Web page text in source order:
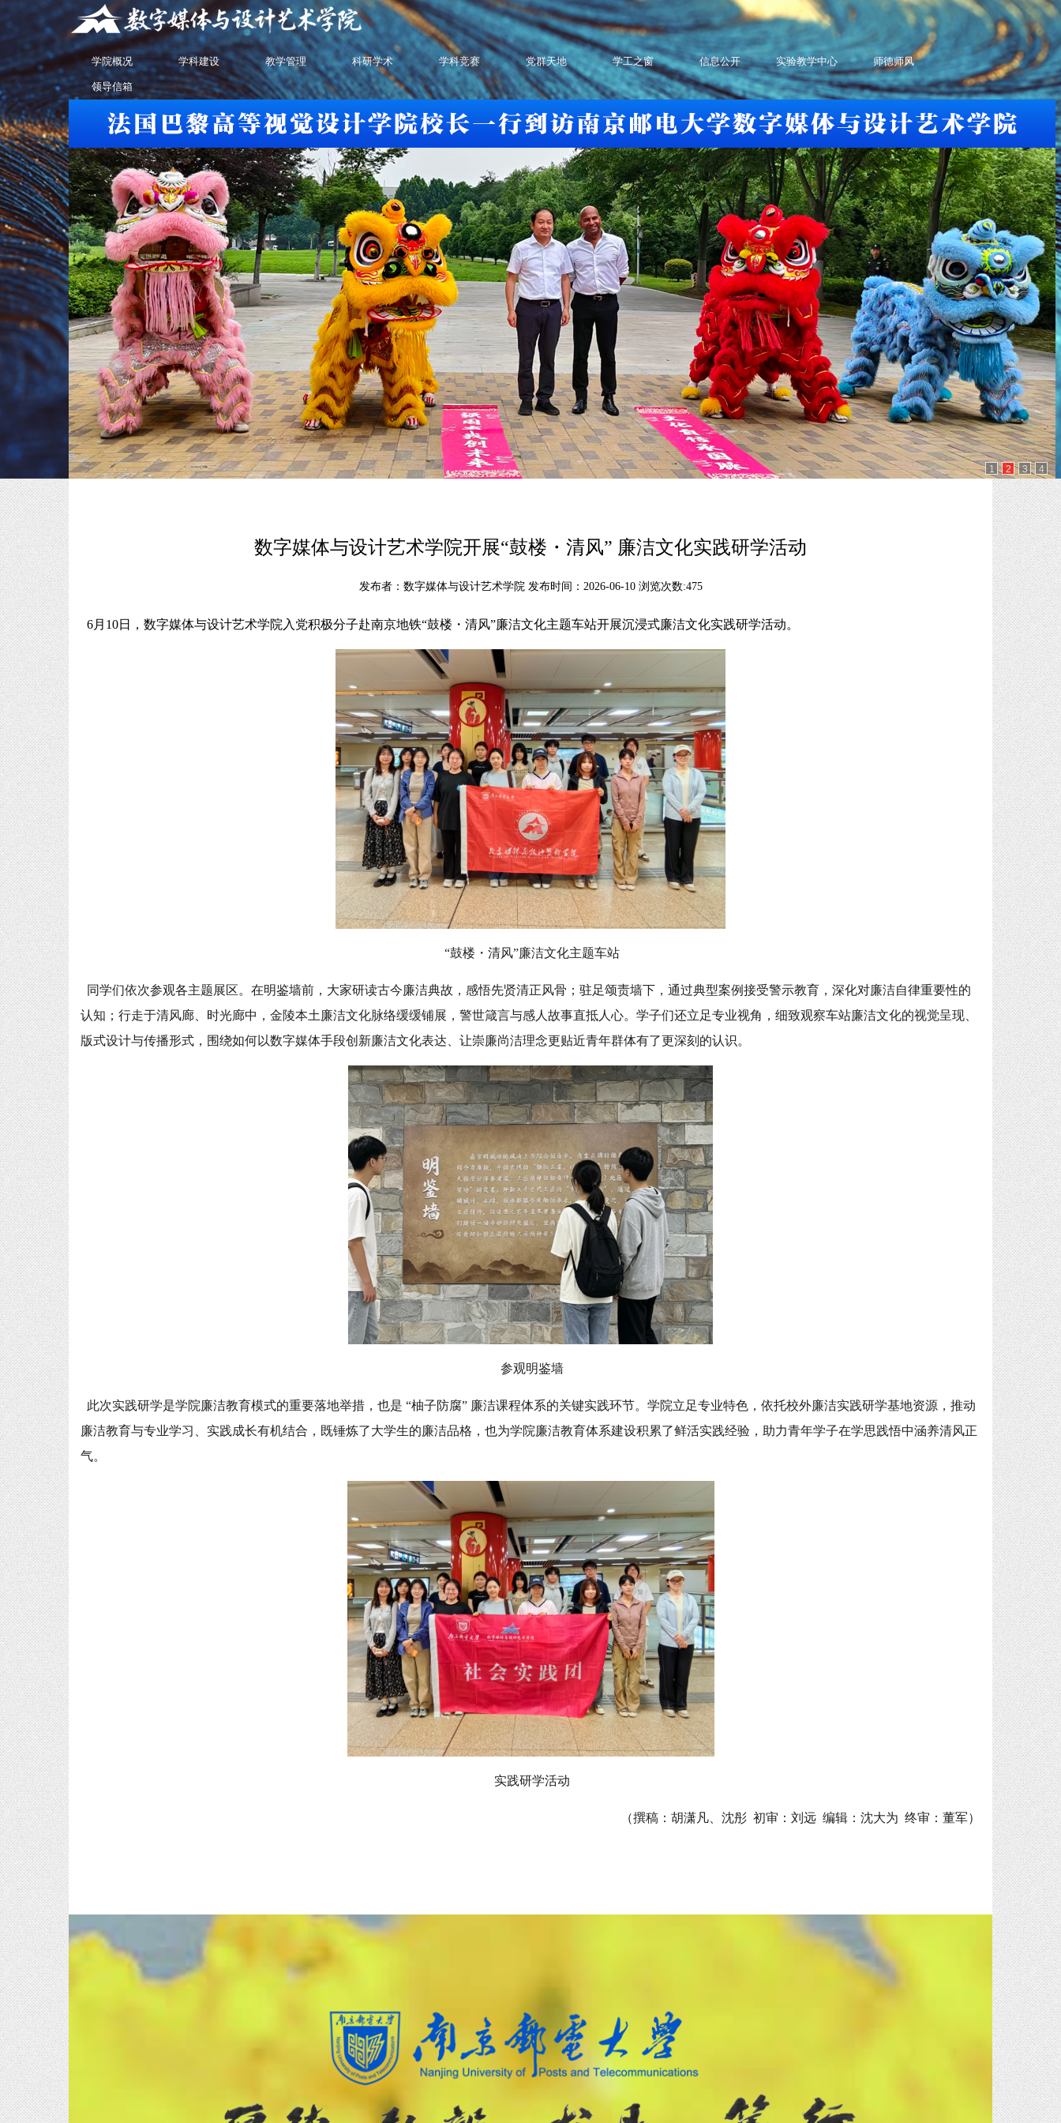
学院概况 学科建设 教学管理 科研学术 学科竞赛 党群天地 学工之窗 信息公开 实验教学中心 师德师风
领导信箱
1 2 3 4
数字媒体与设计艺术学院开展“鼓楼・清风” 廉洁文化实践研学活动
发布者：数字媒体与设计艺术学院 发布时间：2026-06-10 浏览次数:475
6月10日，数字媒体与设计艺术学院入党积极分子赴南京地铁“鼓楼・清风”廉洁文化主题车站开展沉浸式廉洁文化实践研学活动。
“鼓楼・清风”廉洁文化主题车站
同学们依次参观各主题展区。在明鉴墙前，大家研读古今廉洁典故，感悟先贤清正风骨；驻足颂责墙下，通过典型案例接受警示教育，深化对廉洁自律重要性的
认知；行走于清风廊、时光廊中，金陵本土廉洁文化脉络缓缓铺展，警世箴言与感人故事直抵人心。学子们还立足专业视角，细致观察车站廉洁文化的视觉呈现、
版式设计与传播形式，围绕如何以数字媒体手段创新廉洁文化表达、让崇廉尚洁理念更贴近青年群体有了更深刻的认识。
参观明鉴墙
此次实践研学是学院廉洁教育模式的重要落地举措，也是 “柚子防腐” 廉洁课程体系的关键实践环节。学院立足专业特色，依托校外廉洁实践研学基地资源，推动
廉洁教育与专业学习、实践成长有机结合，既锤炼了大学生的廉洁品格，也为学院廉洁教育体系建设积累了鲜活实践经验，助力青年学子在学思践悟中涵养清风正
气。
实践研学活动
（撰稿：胡潇凡、沈彤 初审：刘远 编辑：沈大为 终审：董军）